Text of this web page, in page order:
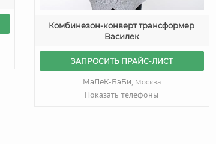
Комбинезон-конверт трансформер
Василек
ЗАПРОСИТЬ ПРАЙС-ЛИСТ
МаЛеК-БэБи, Москва
Показать телефоны